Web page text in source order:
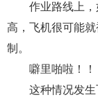
作业路线上，
高，飞机很可能
制。
噼里啪啦！！
这种情况发生